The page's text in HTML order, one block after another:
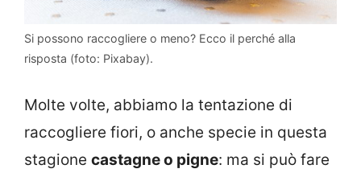
Si possono raccogliere o meno? Ecco il perché alla
risposta (foto: Pixabay).
Molte volte, abbiamo la tentazione di
raccogliere fiori, o anche specie in questa
stagione castagne o pigne: ma si può fare